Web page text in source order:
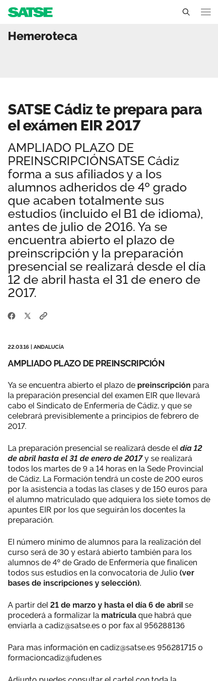
Delegados Sindicales
Estructura organizativa
Transparencia
Ámbitos de negociación
Qué ofrecemos
Servicios
Ventajas
Temas
Noticias
Sala de prensa
Empleo
Documentos
Publicaciones
Vídeos
Andalucía
Contáctanos
Área privada
Únete
SATSE Cádiz te prepara
Hemeroteca
SATSE Cádiz te prepara para
el exámen EIR 2017
AMPLIADO PLAZO DE
PREINSCRIPCIÓNSATSE Cádiz
forma a sus afiliados y a los
alumnos adheridos de 4º grado
que acaben totalmente sus
estudios (incluido el B1 de idioma),
antes de julio de 2016. Ya se
encuentra abierto el plazo de
preinscripción y la preparación
presencial se realizará desde el día
12 de abril hasta el 31 de enero de
2017.
22.03.16 ANDALUCÍA
AMPLIADO PLAZO DE PREINSCRIPCIÓN
Ya se encuentra abierto el plazo de preinscripción para
la preparación presencial del examen EIR que llevará
cabo el Sindicato de Enfermería de Cádiz, y que se
celebrará previsiblemente a principios de febrero de
2017.
La preparación presencial se realizará desde el día 12
de abril hasta el 31 de enero de 2017y se realizará
todos los martes de 9 a 14 horas en la Sede Provincial
de Cádiz. La Formación tendrá un coste de 200 euros
por la asistencia a todas las clases y de 150 euros para
el alumno matriculado que adquiera los siete tomos de
apuntes EIR por los que seguirán los docentes la
preparación.
El número mínimo de alumnos para la realización del
curso será de 30 y estará abierto también para los
alumnos de 4º de Grado de Enfermería que finalicen
todos sus estudios en la convocatoria de Julio (ver
bases de inscripciones y selección).
A partir del 21 de marzo y hasta el día 6 de abril se
procederá a formalizar la matrícula que habrá que
enviarla a cadiz@satse.es o por fax al 956288136
Para mas información en cadiz@satse.es 956281715 o
formacioncadiz@fuden.es